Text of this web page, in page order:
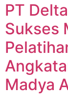
PT
Sukses
Madya